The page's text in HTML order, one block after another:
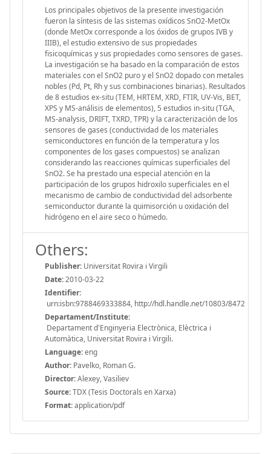
Los principales objetivos de la presente investigación
fueron la síntesis de las sistemas oxídicos SnO2-MetOx
(donde MetOx corresponde a los óxidos de grupos IVB y
IIIB), el estudio extensivo de sus propiedades
fisicoquímicas y sus propiedades como sensores de gases.
La investigación se ha basado en la comparación de estos
materiales con el SnO2 puro y el SnO2 dopado con metales
nobles (Pd, Pt, Rh y sus combinaciones binarias). Resultados
de 8 estudios ex-situ (TEM, HRTEM, XRD, FTIR, UV-Vis, BET,
XPS y MS-análisis de elementos), 5 estudios in-situ (TGA,
MS-analysis, DRIFT, TXRD, TPR) y la caracterización de los
sensores de gases (conductividad de los materiales
semiconductores en función de la temperatura y los
componentes de los gases compuestos) se analizan
considerando las reacciones químicas superficiales del
SnO2. Se ha prestado una especial atención en la
participación de los grupos hidroxilo superficiales en el
mecanismo de cambio de conductividad del adsorbente
semiconductor durante la quimisorción u oxidación del
hidrógeno en el aire seco o húmedo.
Others:
Publisher: Universitat Rovira i Virgili
Date:2010-03-22
Identifier:
urn:isbn:9788469333884, http://hdl.handle.net/10803/8472
Departament/Institute:
Departament d'Enginyeria Electrònica, Elèctrica i
Automàtica, Universitat Rovira i Virgili.
Language:eng
Author: Pavelko, Roman G.
Director:Alexey, Vasiliev
Source:TDX (Tesis Doctorals en Xarxa)
Format:application/pdf